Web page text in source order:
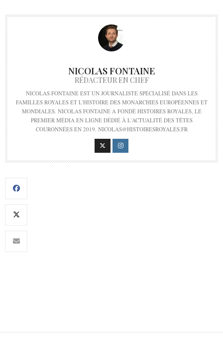
NICOLAS FONTAINE
RÉDACTEUR EN CHEF
NICOLAS FONTAINE EST UN JOURNALISTE SPÉCIALISÉ DANS LES
FAMILLES ROYALES ET L'HISTOIRE DES MONARCHIES EUROPÉENNES ET
MONDIALES. NICOLAS FONTAINE A FONDÉ HISTOIRES ROYALES, LE
PREMIER MÉDIA EN LIGNE DÉDIÉ À L'ACTUALITÉ DES TÊTES
COURONNÉES EN 2019. NICOLAS@HISTOIRESROYALES.FR